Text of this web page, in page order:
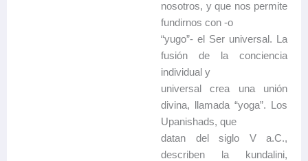
nosotros, y que nos permite
fundirnos con -o
“yugo”- el Ser universal. La
fusión de la conciencia
individual y
universal crea una unión
divina, llamada “yoga”. Los
Upanishads, que
datan del siglo V a.C.,
describen la kundalini,